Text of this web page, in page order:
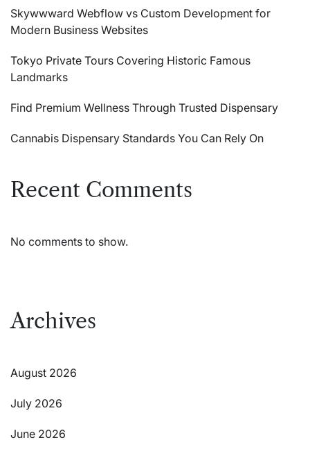
Skywwward Webflow vs Custom Development for
Modern Business Websites
Tokyo Private Tours Covering Historic Famous
Landmarks
Find Premium Wellness Through Trusted Dispensary
Cannabis Dispensary Standards You Can Rely On
Recent Comments
No comments to show.
Archives
August 2026
July 2026
June 2026